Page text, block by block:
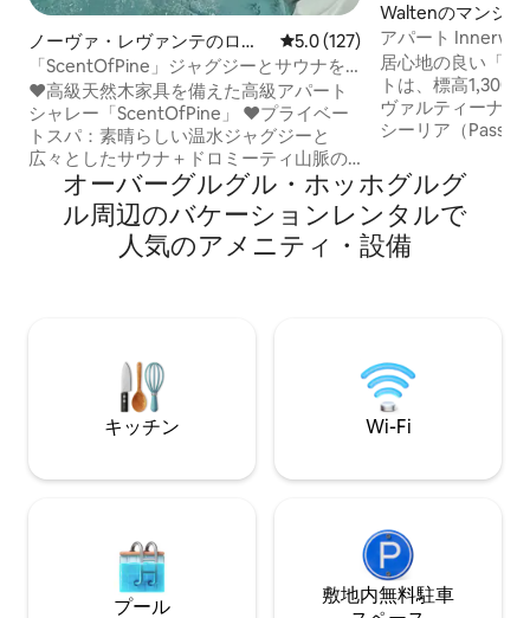
ノーヴァ・レヴァンテのログ
ハウス
レビュー127件、5つ星中5.0つ
5.0 (127)
「ScentOfPine」ジャグジーとサウナを
備えたドロミテの豪華な宿泊先
♥️高級天然木家具を備えた高級アパート
シャレー「ScentOfPine」 ♥️プライベー
トスパ：素晴らしい温水ジャグジーと
広々としたサウナ＋ドロミーティ山脈の
絶景 ♥️ボルツァーノ中心部までわずか25
ずか600メートル ♥️山の村での魔法のよ
ースを♥️夢見る！
Waltenのマンシ
ート
アパート
居心地の良い「
トは、標高1,300
ヴァルティーナ（
シーリア（
たアパートメント
と各2人用のソフ
いリビング/寝室
きます。ダブルベ
室、2つのコンロ
オーバーグルグル・ホッホグルグ
ル⁠周⁠辺⁠のバ⁠ケ⁠ー⁠シ⁠ョ⁠ン⁠レ⁠ン⁠タ⁠ル⁠で
人⁠気⁠のア⁠メ⁠ニ⁠テ⁠ィ⁠・⁠設⁠備
キッチン Wi-Fi
プール
敷地内無料駐⁠車